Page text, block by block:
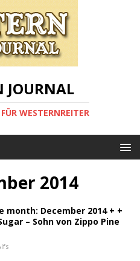
JOURNAL
WESTERNREITER
2014
month: December 2014 + +
– Sohn von Zippo Pine